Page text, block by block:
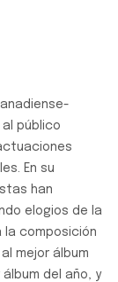
público
En su
han
elogios de la
la composición
mejor álbum
del año, y